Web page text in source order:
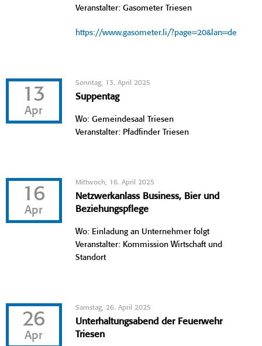
Veranstalter: Gasometer Triesen
https://www.gasometer.li/?page=20&lan=de
13
Apr
Sonntag, 13. April 2025
Suppentag
Wo: Gemeindesaal Triesen
Veranstalter: Pfadfinder Triesen
16
Apr
Mittwoch, 16. April 2025
Netzwerkanlass Business, Bier und
Beziehungspflege
Wo: Einladung an Unternehmer folgt
Veranstalter: Kommission Wirtschaft und
Standort
26
Apr
Samstag, 26. April 2025
Unterhaltungsabend der Feuerwehr
Triesen